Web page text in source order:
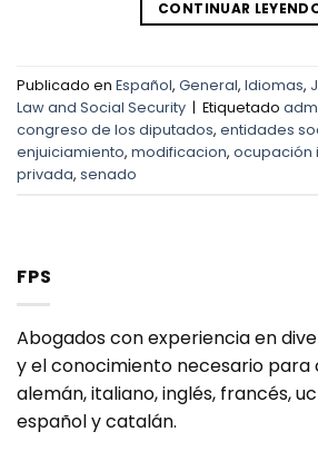
CONTINUAR
Publicado en Español, General, Idiomas,
Law and Social Security | Etiquetado
congreso de los diputados, entidades
enjuiciamiento, modificacion, ocupación
privada, senado
FPS
Abogados con experiencia en
y el conocimiento necesario
alemán, italiano, inglés, francés,
español y catalán.